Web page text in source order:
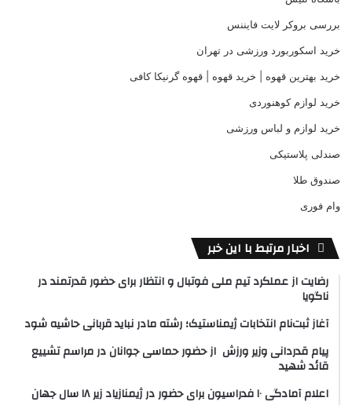
بررسی بروکر لایت فایننس
خرید اسکوربورد ورزشی در تهران
خرید بهترین قهوه | خرید قهوه | قهوه گرنیکا کافی
خرید لوازم کوهنوردی
خرید لوازم و لباس ورزشی
صندلی پلاستیکی
صندوق طلا
وام فوری
اخبار مرتبط با این خبر
رضایت از عملکرد تیم ملی فوتبال و انتظار برای حضور قدرتمند در
ناگویا
آغاز ثبت‌نام انتخابات ژیمناستیک؛ رشته مادر نباید قربانی حاشیه شود
پیام قدردانی وزیر ورزش از حضور حماسی جوانان در مراسم تشییع
قائد شهید
اعلام آمادگی ۱۰ فدراسیون برای حضور در ژیمنازیاد زیر ۱۸ سال جهان